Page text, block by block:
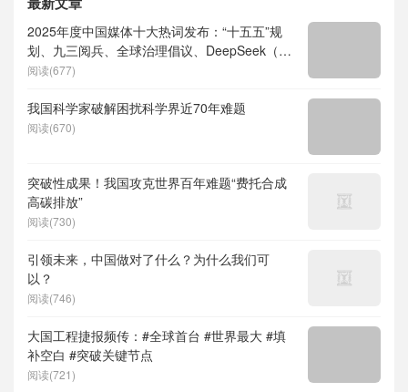
2025年度中国媒体十大热词发布：“十五五”规
划、九三阅兵、全球治理倡议、DeepSeek（深
度求索）、人形机器人、苏超、票根经济、育
阅读(677)
我国科学家破解困扰科学界近70年难题
阅读(670)
突破性成果！我国攻克世界百年难题“费托合成
高碳排放”
阅读(730)
引领未来，中国做对了什么？为什么我们可
以？
阅读(746)
大国工程捷报频传：#全球首台 #世界最大 #填
补空白 #突破关键节点
阅读(721)